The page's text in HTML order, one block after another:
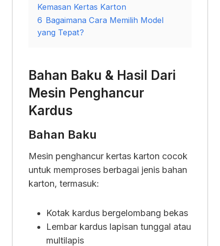
Kemasan Kertas Karton
6 Bagaimana Cara Memilih Model
yang Tepat?
Bahan Baku & Hasil Dari
Mesin Penghancur
Kardus
Bahan Baku
Mesin penghancur kertas karton cocok
untuk memproses berbagai jenis bahan
karton, termasuk:
Kotak kardus bergelombang bekas
Lembar kardus lapisan tunggal atau
multilapis